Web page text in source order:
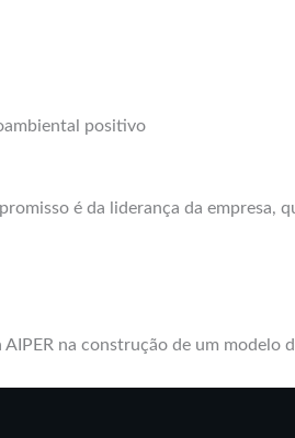
positivo
é da liderança da empresa,
na construção de um modelo